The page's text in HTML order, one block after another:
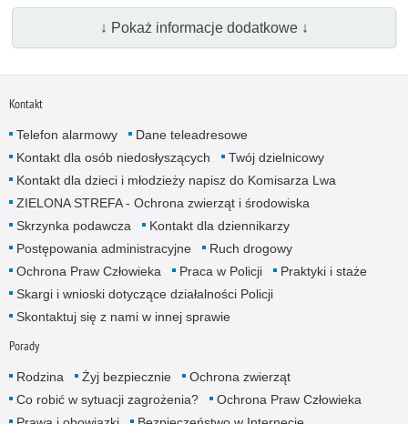
↓ Pokaż informacje dodatkowe ↓
Kontakt
Telefon alarmowy
Dane teleadresowe
Kontakt dla osób niedosłyszących
Twój dzielnicowy
Kontakt dla dzieci i młodzieży napisz do Komisarza Lwa
ZIELONA STREFA - Ochrona zwierząt i środowiska
Skrzynka podawcza
Kontakt dla dziennikarzy
Postępowania administracyjne
Ruch drogowy
Ochrona Praw Człowieka
Praca w Policji
Praktyki i staże
Skargi i wnioski dotyczące działalności Policji
Skontaktuj się z nami w innej sprawie
Porady
Rodzina Żyj bezpiecznie
Ochrona zwierząt
Co robić w sytuacji zagrożenia?
Ochrona Praw Człowieka